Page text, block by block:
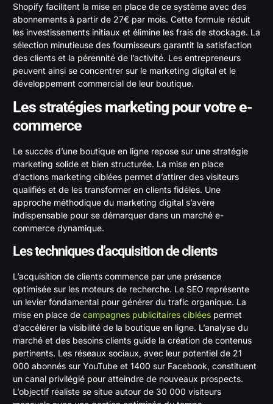
Shopify facilitent la mise en place de ce système avec des
abonnements à partir de 27€ par mois. Cette formule réduit
les investissements initiaux et élimine les frais de stockage. La
sélection minutieuse des fournisseurs garantit la satisfaction
des clients et la pérennité de l’activité. Les entrepreneurs
peuvent ainsi se concentrer sur le marketing digital et le
développement commercial de leur boutique.
Les stratégies marketing pour votre e-
commerce
Le succès d’une boutique en ligne repose sur une stratégie
marketing solide et bien structurée. La mise en place
d’actions marketing ciblées permet d’attirer des visiteurs
qualifiés et de les transformer en clients fidèles. Une
approche méthodique du marketing digital s’avère
indispensable pour se démarquer dans un marché e-
commerce dynamique.
Les techniques d’acquisition de clients
L’acquisition de clients commence par une présence
optimisée sur les moteurs de recherche. Le SEO représente
un levier fondamental pour générer du trafic organique. La
mise en place de campagnes publicitaires ciblées permet
d’accélérer la visibilité de la boutique en ligne. L’analyse du
marché et des besoins clients guide la création de contenus
pertinents. Les réseaux sociaux, avec leur potentiel de 21
000 abonnés sur YouTube et 1400 sur Facebook, constituent
un canal privilégié pour atteindre de nouveaux prospects.
L’objectif réaliste se situe autour de 30 000 visiteurs